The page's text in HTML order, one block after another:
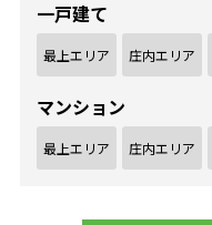
一戸建て
最上エリア 庄内エリア
マンション
最上エリア 庄内エリア